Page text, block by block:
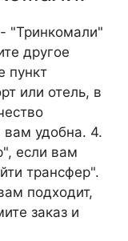
"Тринкомали"
другое
пункт
или отель, в
вам удобна. 4.
если вам
трансфер".
подходит,
заказ и